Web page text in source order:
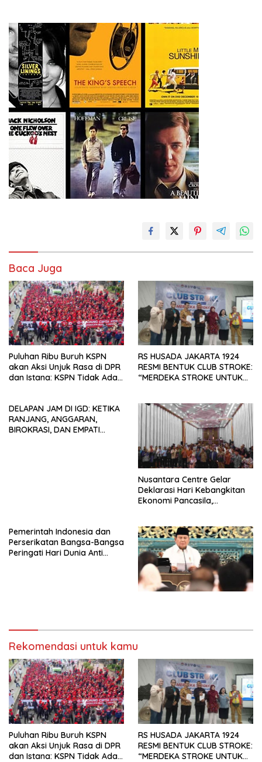
Baca Juga
Puluhan Ribu Buruh KSPN
akan Aksi Unjuk Rasa di DPR
dan Istana: KSPN Tidak Ada
Siapapun
RS HUSADA JAKARTA 1924
RESMI BENTUK CLUB STROKE:
“MERDEKA STROKE UNTUK
DELAPAN JAM DI IGD: KETIKA
RANJANG, ANGGARAN,
BIROKRASI, DAN EMPATI
Nusantara Centre Gelar
Deklarasi Hari Kebangkitan
Ekonomi Pancasila,
Penjajahan (Pergolakan
Ekonomi Politik Indonesia) &
Simposium Nasional “Urgensi
Undang-Undang
Perekonomian Nasional dan
Kesejahteraan Sosial dalam
Pemerintah Indonesia dan
Perserikatan Bangsa-Bangsa
Peringati Hari Dunia Anti
Rekomendasi untuk kamu
Puluhan Ribu Buruh KSPN
akan Aksi Unjuk Rasa di DPR
dan Istana: KSPN Tidak Ada
RS HUSADA JAKARTA 1924
RESMI BENTUK CLUB STROKE:
“MERDEKA STROKE UNTUK